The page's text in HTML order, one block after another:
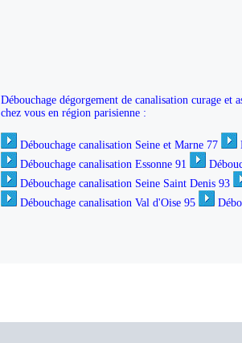
Débouchage dégorgement de canalisation curage et
chez vous en région parisienne :
Débouchage canalisation Seine et Marne 77
Débouchage canalisation Essonne 91
Débouchage canalisation Seine Saint Denis 93
Débouchage canalisation Val d'Oise 95